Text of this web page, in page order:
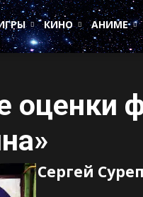
КИНО АНИМЕ
оценки
Сергей